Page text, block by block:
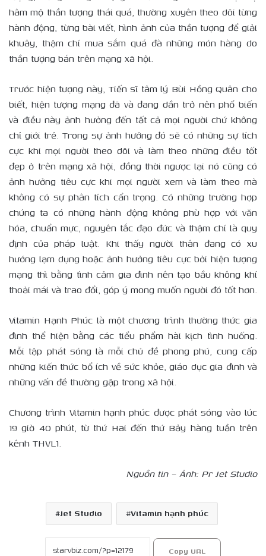
hâm mộ thần tượng thái quá, thường xuyên theo dõi từng
hành động, từng bài viết, hình ảnh của thần tượng để giải
khuây, thậm chí mua sắm quá đà những món hàng do
thần tượng bán trên mạng xã hội.
Trước hiện tượng này, Tiến sĩ tâm lý Bùi Hồng Quân cho
biết, hiện tượng mạng đã và đang dần trở nên phổ biến
và điều này ảnh hưởng đến tất cả mọi người chứ không
chỉ giới trẻ. Trong sự ảnh hưởng đó sẽ có những sự tích
cực khi mọi người theo dõi và làm theo những điều tốt
đẹp ở trên mạng xã hội, đồng thời ngược lại nó cũng có
ảnh hưởng tiêu cực khi mọi người xem và làm theo mà
không có sự phân tích cẩn trọng. Có những trường hợp
chúng ta có những hành động không phù hợp với văn
hóa, chuẩn mực, nguyên tắc đạo đức và thậm chí là quy
định của pháp luật. Khi thấy người thân đang có xu
hướng lạm dụng hoặc ảnh hưởng tiêu cực bởi hiện tượng
mạng thì bằng tình cảm gia đình nên tạo bầu không khí
thoải mái và trao đổi, góp ý mong muốn người đó tốt hơn.
Vitamin Hạnh Phúc là một chương trình thường thức gia
đình thể hiện bằng các tiểu phẩm hài kịch tình huống.
Mỗi tập phát sóng là mỗi chủ đề phong phú, cung cấp
những kiến thức bổ ích về sức khỏe, giáo dục gia đình và
những vấn đề thường gặp trong xã hội.
Chương trình Vitamin hạnh phúc được phát sóng vào lúc
19 giờ 40 phút, từ thứ Hai đến thứ Bảy hàng tuần trên
kênh THVL1.
Nguồn tin – Ảnh: Pr Jet Studio
Jet Studio Vitamin hạnh phúc
Copy URL